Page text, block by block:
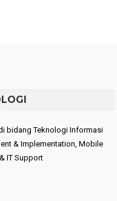
bidang Teknologi Informasi
& Implementation, Mobile
IT Support